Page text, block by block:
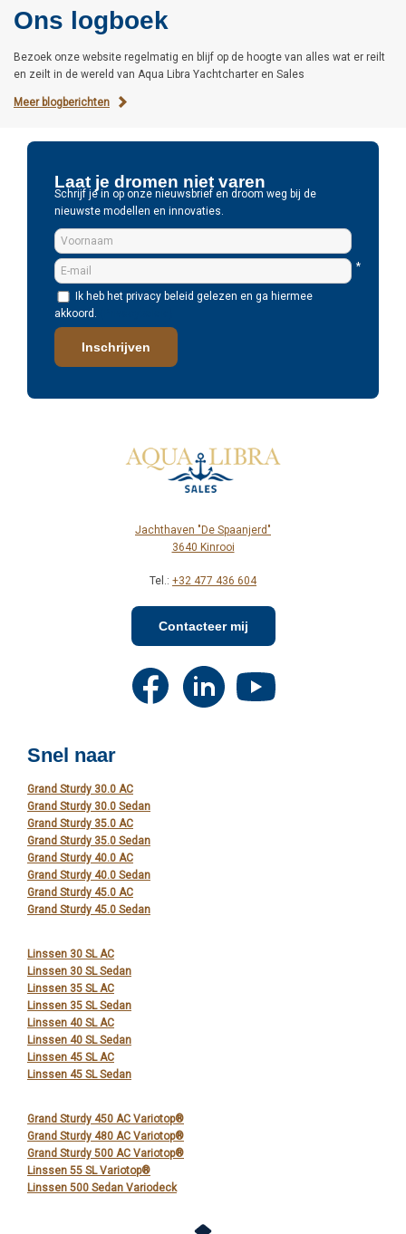
Ons logboek
Bezoek onze website regelmatig en blijf op de hoogte van alles wat er reilt
en zeilt in de wereld van Aqua Libra Yachtcharter en Sales
Meer blogberichten
Jachthaven "De Spaanjerd"
3640 Kinrooi
Tel.: +32 477 436 604
Contacteer mij
Snel naar
Grand Sturdy 30.0 AC
Grand Sturdy 30.0 Sedan
Grand Sturdy 35.0 AC
Grand Sturdy 35.0 Sedan
Grand Sturdy 40.0 AC
Grand Sturdy 40.0 Sedan
Grand Sturdy 45.0 AC
Grand Sturdy 45.0 Sedan
Linssen 30 SL AC
Linssen 30 SL Sedan
Linssen 35 SL AC
Linssen 35 SL Sedan
Linssen 40 SL AC
Linssen 40 SL Sedan
Linssen 45 SL AC
Linssen 45 SL Sedan
Grand Sturdy 450 AC Variotop®
Grand Sturdy 480 AC Variotop®
Grand Sturdy 500 AC Variotop®
Linssen 55 SL Variotop®
Linssen 500 Sedan Variodeck
Laat je dromen niet varen
Schrijf je in op onze nieuwsbrief en droom weg bij de
nieuwste modellen en innovaties.
*
Ik heb het privacy beleid gelezen en ga hiermee
akkoord.
Inschrijven